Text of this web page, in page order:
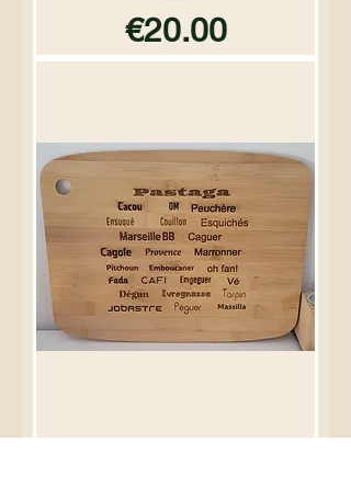
Price
€20.00